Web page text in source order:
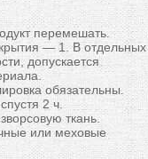
перемешать.
— 1. В отдельных
допускается
обязательны.
2 ч.
ткань.
или меховые